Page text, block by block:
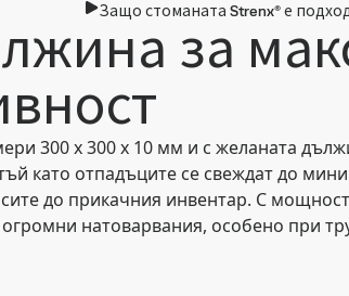
Защо стоманата Strenx® е
за
300 x 300 x 10 мм и с желаната
като отпадъците се свеждат до
до прикачния инвентар. С мощност
натоварвания, особено при